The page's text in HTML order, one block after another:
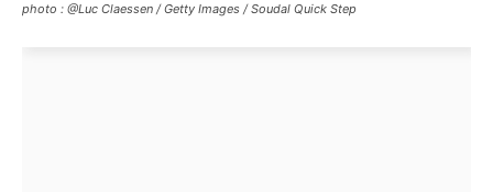
photo : @Luc Claessen / Getty Images / Soudal Quick Step